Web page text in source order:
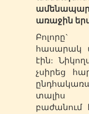
առաջին
հասարակ
էին:
չսիրեց
տալիս
բաժանում